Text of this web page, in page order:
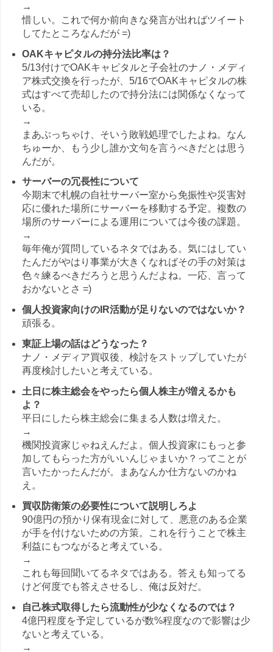
→
惜しい。これで何か前向きな発言が出ればツイート
してたところなんだが =)
OAKキャピタルの持分法比率は？
5/13付けでOAKキャピタルと子会社のナノ・メディ
ア株式交換を行ったが、5/16でOAKキャピタルの株
式はすべて売却したので持分法には関係なくなって
いる。
→
まあぶっちゃけ、そいう敗戦処理でしたよね。なん
ちゅーか、もう少し誰か文句を言うべきだとは思う
んだが。
サーバーの冗長性について
今期末で札幌の自社サーバー室から免振性や災害対
応に優れた場所にサーバーを移動する予定。複数の
場所のサーバーによる運用については今後の課題。
→
毎年俺が質問しているネタではある。気にはしてい
たんだがやはり事業が大きくなればその手の対策は
色々練るべきだろうと思うんだよね。一応、言って
おかないとさ =)
個人投資家向けのIR活動が足りないのではないか？
頑張る。
東証上場の話はどうなった？
ナノ・メディア買収後、検討をストップしていたが
再度検討したいと考えている。
土日に株主総会をやったら個人株主が増えるかも
よ？
平日にしたら株主総会に集まる人数は増えた。
→
機関投資家じゃねえんだよ。個人投資家にもっと参
加してもらった方がいいんじゃまいか？ってことが
言いたかったんだが。まあなんか仕方ないのかね
え。
買収防衛策の必要性について説明しろよ
90億円の預かり保有現金に対して、悪意のある企業
が手を付けないための方策。これを行うことで株主
利益にもつながると考えている。
→
これも毎回聞いてるネタではある。答えも知ってる
けど何度でも答えさせるし、俺は反対だ。
自己株式取得したら流動性が少なくなるのでは？
4億円程度を予定しているが数%程度なので影響は少
ないと考えている。
→